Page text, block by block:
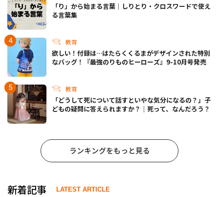
「り」から始まる言葉｜しりとり・クロスワードで使え
る言葉集
教育
欲しい！付録は…はたらくくるまがデザインされた特別
なバッグ！『最強のりものヒーローズ』9-10月号発売
教育
「どうして死について話すといやな気分になるの？」子
どもの疑問に答えられますか？｜死って、なんだろう？
ランキングをもっと見る
新着記事 LATEST ARTICLE